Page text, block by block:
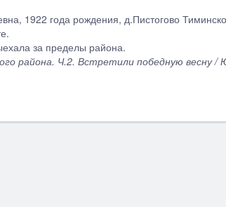
1922 года рождения, д.Пистогово
за пределы района.
района. Ч.2. Встретили победную весну /